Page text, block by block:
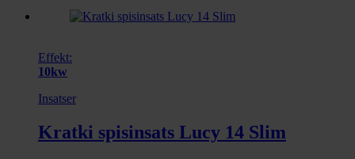
Effekt:
10kw
Insatser
Kratki spisinsats Lucy 14 Slim